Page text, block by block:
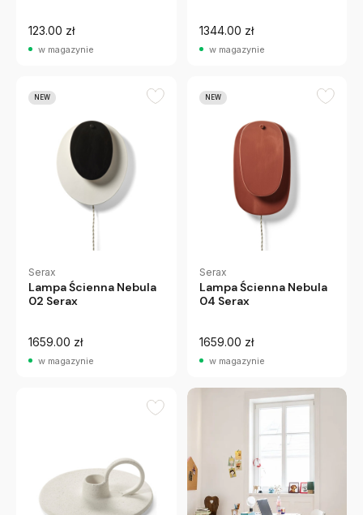
123.00 zł
w magazynie
1344.00 zł
w magazynie
NEW
Serax
Lampa Ścienna Nebula
02 Serax
1659.00 zł
w magazynie
NEW
Serax
Lampa Ścienna Nebula
04 Serax
1659.00 zł
w magazynie